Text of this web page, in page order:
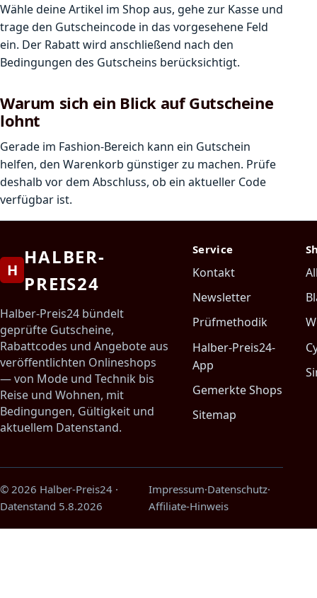
Wähle deine Artikel im Shop aus, gehe zur Kasse und
trage den Gutscheincode in das vorgesehene Feld
ein. Der Rabatt wird anschließend nach den
Bedingungen des Gutscheins berücksichtigt.
Warum sich ein Blick auf Gutscheine
lohnt
Gerade im Fashion-Bereich kann ein Gutschein
helfen, den Warenkorb günstiger zu machen. Prüfe
deshalb vor dem Abschluss, ob ein aktueller Code
verfügbar ist.
H
HALBER-
PREIS24
Halber-Preis24 bündelt
geprüfte Gutscheine,
Rabattcodes und Angebote aus
veröffentlichten Onlineshops
— von Mode und Technik bis
Reise und Wohnen, mit
Bedingungen, Gültigkeit und
aktuellem Datenstand.
Service
Kontakt
Newsletter
Prüfmethodik
Halber-Preis24-
App
Gemerkte Shops
Sitemap
© 2026 Halber-Preis24 ·
Datenstand 5.8.2026
Impressum·Datenschutz·
Affiliate-Hinweis